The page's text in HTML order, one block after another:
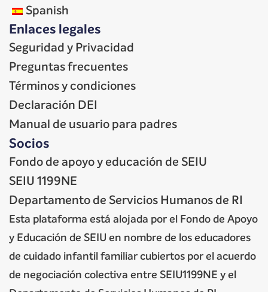
Spanish
Enlaces legales
Seguridad y Privacidad
Preguntas frecuentes
Términos y condiciones
Declaración DEI
Manual de usuario para padres
Socios
Fondo de apoyo y educación de SEIU
SEIU 1199NE
Departamento de Servicios Humanos de RI
Esta plataforma está alojada por el Fondo de Apoyo
y Educación de SEIU en nombre de los educadores
de cuidado infantil familiar cubiertos por el acuerdo
de negociación colectiva entre SEIU1199NE y el